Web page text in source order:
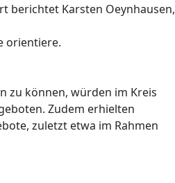
berichtet Karsten Oeynhausen,
orientiere.
zu können, würden im Kreis
Zudem erhielten
zuletzt etwa im Rahmen